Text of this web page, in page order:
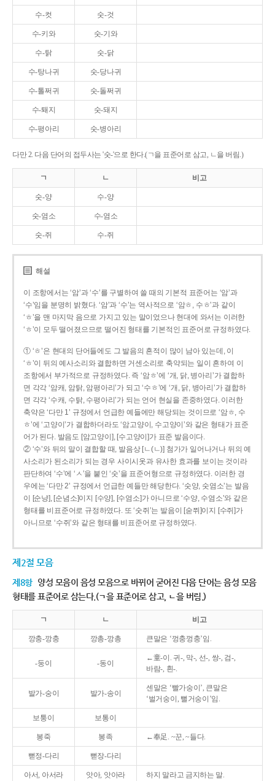
수-컷 숫-것
수-키와 숫-기와
수-탉 숫-닭
수-탕나귀 숫-당나귀
수-톨쩌귀 숫-돌쩌귀
수-퇘지 숫-돼지
수-평아리 숫-병아리
다만 2. 다음 단어의 접두사는 '숫-'으로 한다.(ㄱ을 표준어로 삼고, ㄴ을 버림.)
ㄱ ㄴ 비고
숫-양 수-양
숫-염소 수-염소
숫-쥐 수-쥐
해설
이 조항에서는 ‘암’과 ‘수’를 구별하여 쓸 때의 기본적 표준어는 ‘암’과
‘수’임을 분명히 밝혔다. ‘암’과 ‘수’는 역사적으로 ‘암ㅎ, 수ㅎ’과 같이
‘ㅎ’을 맨 마지막 음으로 가지고 있는 말이었으나 현대에 와서는 이러한
‘ㅎ’이 모두 떨어졌으므로 떨어진 형태를 기본적인 표준어로 규정하였다.
① ‘ㅎ’은 현대의 단어들에도 그 발음의 흔적이 많이 남아 있는데, 이
‘ㅎ’이 뒤의 예사소리와 결합하면 거센소리로 축약되는 일이 흔하여 이
조항에서 부가적으로 규정하였다. 즉 ‘암ㅎ’에 ‘개, 닭, 병아리’가 결합하
면 각각 ‘암캐, 암탉, 암평아리’가 되고 ‘수ㅎ’에 ‘개, 닭, 병아리’가 결합하
면 각각 ‘수캐, 수탉, 수평아리’가 되는 언어 현실을 존중하였다. 이러한
축약은 ‘다만 1’ 규정에서 언급한 예들에만 해당되는 것이므로 ‘암ㅎ, 수
ㅎ’에 ‘고양이’가 결합하더라도 ‘암고양이, 수고양이’와 같은 형태가 표준
어가 된다. 발음도 [암고양이], [수고양이]가 표준 발음이다.
② ‘수’와 뒤의 말이 결합할 때, 발음상 [ㄴ(ㄴ)] 첨가가 일어나거나 뒤의 예
사소리가 된소리가 되는 경우 사이시옷과 유사한 효과를 보이는 것이라
판단하여 ‘수’에 ‘ㅅ’을 붙인 ‘숫’을 표준어형으로 규정하였다. 이러한 경
우에는 ‘다만 2’ 규정에서 언급한 예들만 해당한다. ‘숫양, 숫염소’는 발음
이 [순냥], [순념소]이지 [수양], [수염소]가 아니므로 ‘수양, 수염소’와 같은
형태를 비표준어로 규정하였다. 또 ‘숫쥐’는 발음이 [숟쮜]이지 [수쥐]가
아니므로 ‘수쥐’와 같은 형태를 비표준어로 규정하였다.
제2절 모음
제8항 양성 모음이 음성 모음으로 바뀌어 굳어진 다음 단어는 음성 모음
형태를 표준어로 삼는다.(ㄱ을 표준어로 삼고, ㄴ을 버림.)
ㄱ ㄴ 비고
깡충-깡충 깡총-깡총 큰말은 ‘껑충껑충’임.
-둥이 -동이
←童-이. 귀-, 막-, 선-, 쌍-, 검-,
바람-, 흰-.
발가-숭이 발가-송이
센말은 ‘빨가숭이’, 큰말은
‘벌거숭이, 뻘거숭이’임.
보퉁이 보통이
봉죽 봉족 ←奉足. ~꾼, ~들다.
뻗정-다리 뻗장-다리
아서, 아서라 앗아, 앗아라 하지 말라고 금지하는 말.